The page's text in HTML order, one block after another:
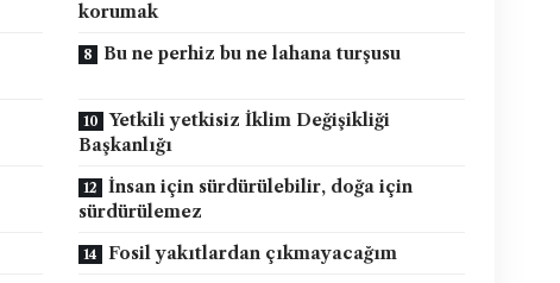
korumak
Bu ne perhiz bu ne lahana turşusu
Yetkili yetkisiz İklim Değişikliği
Başkanlığı
İnsan için sürdürülebilir, doğa için
sürdürülemez
Fosil yakıtlardan çıkmayacağım